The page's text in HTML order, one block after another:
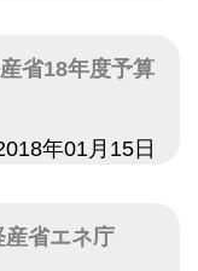
省18年度予算
年01月15日
省エネ庁